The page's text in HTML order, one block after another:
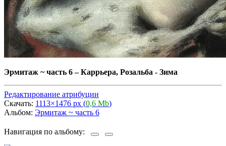
Эрмитаж ~ часть 6–Каррьера, Розальба - Зима
Редактирование атрибуции
Скачать: 1113×1476 px (0,6 Mb)
Альбом: Эрмитаж ~ часть 6
Навигация по альбому: